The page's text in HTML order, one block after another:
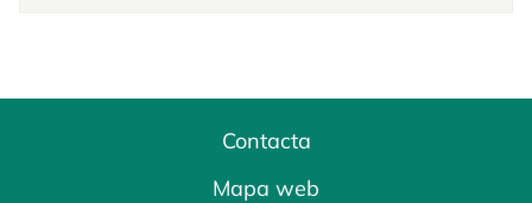
Contacta
Mapa web